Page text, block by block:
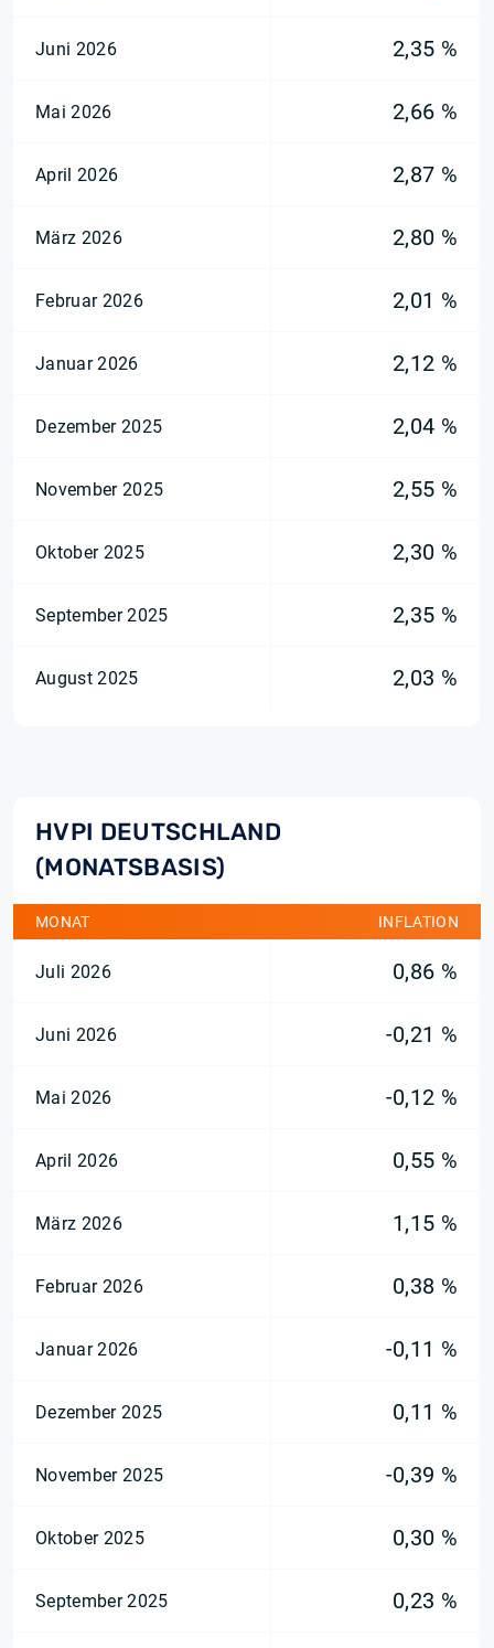
Juni 2026 2,35 %
Mai 2026 2,66 %
April 2026 2,87 %
März 2026 2,80 %
Februar 2026 2,01 %
Januar 2026 2,12 %
Dezember 2025 2,04 %
November 2025 2,55 %
Oktober 2025 2,30 %
September 2025 2,35 %
August 2025 2,03 %
HVPI DEUTSCHLAND
(MONATSBASIS)
MONAT INFLATION
Juli 2026 0,86 %
Juni 2026 -0,21 %
Mai 2026 -0,12 %
April 2026 0,55 %
März 2026 1,15 %
Februar 2026 0,38 %
Januar 2026 -0,11 %
Dezember 2025 0,11 %
November 2025 -0,39 %
Oktober 2025 0,30 %
September 2025 0,23 %